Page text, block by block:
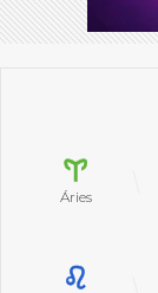
Áries